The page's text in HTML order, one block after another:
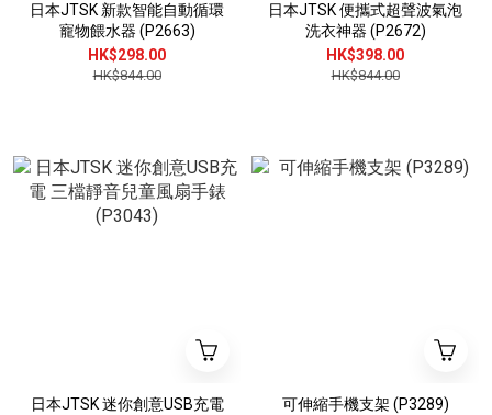
日本JTSK 新款智能自動循環
寵物餵水器 (P2663)
HK$298.00
HK$844.00
日本JTSK 便攜式超聲波氣泡
洗衣神器 (P2672)
HK$398.00
HK$844.00
日本JTSK 迷你創意USB充電 可伸縮手機支架 (P3289)